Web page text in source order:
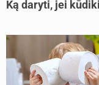
Ką daryti, jei